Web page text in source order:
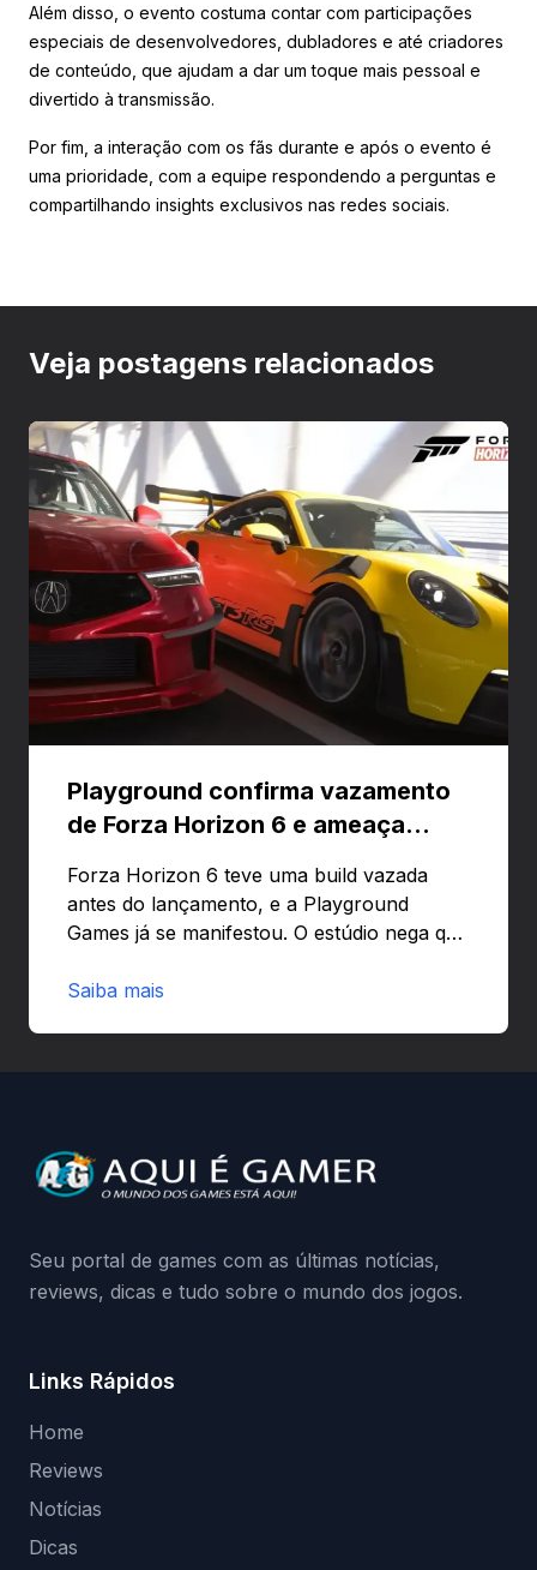
Além disso, o evento costuma contar com participações
especiais de desenvolvedores, dubladores e até criadores
de conteúdo, que ajudam a dar um toque mais pessoal e
divertido à transmissão.
Por fim, a interação com os fãs durante e após o evento é
uma prioridade, com a equipe respondendo a perguntas e
compartilhando insights exclusivos nas redes sociais.
Veja postagens relacionados
Playground confirma vazamento
de Forza Horizon 6 e ameaça
Forza Horizon 6 teve uma build vazada
antes do lançamento, e a Playground
Games já se manifestou. O estúdio nega que
preload e avisa que quem usar versões não
da Playground: negação do preload,
medidas contra acessos não autorizados
Saiba mais
Seu portal de games com as últimas notícias,
reviews, dicas e tudo sobre o mundo dos jogos.
Links Rápidos
Home
Reviews
Notícias
Dicas